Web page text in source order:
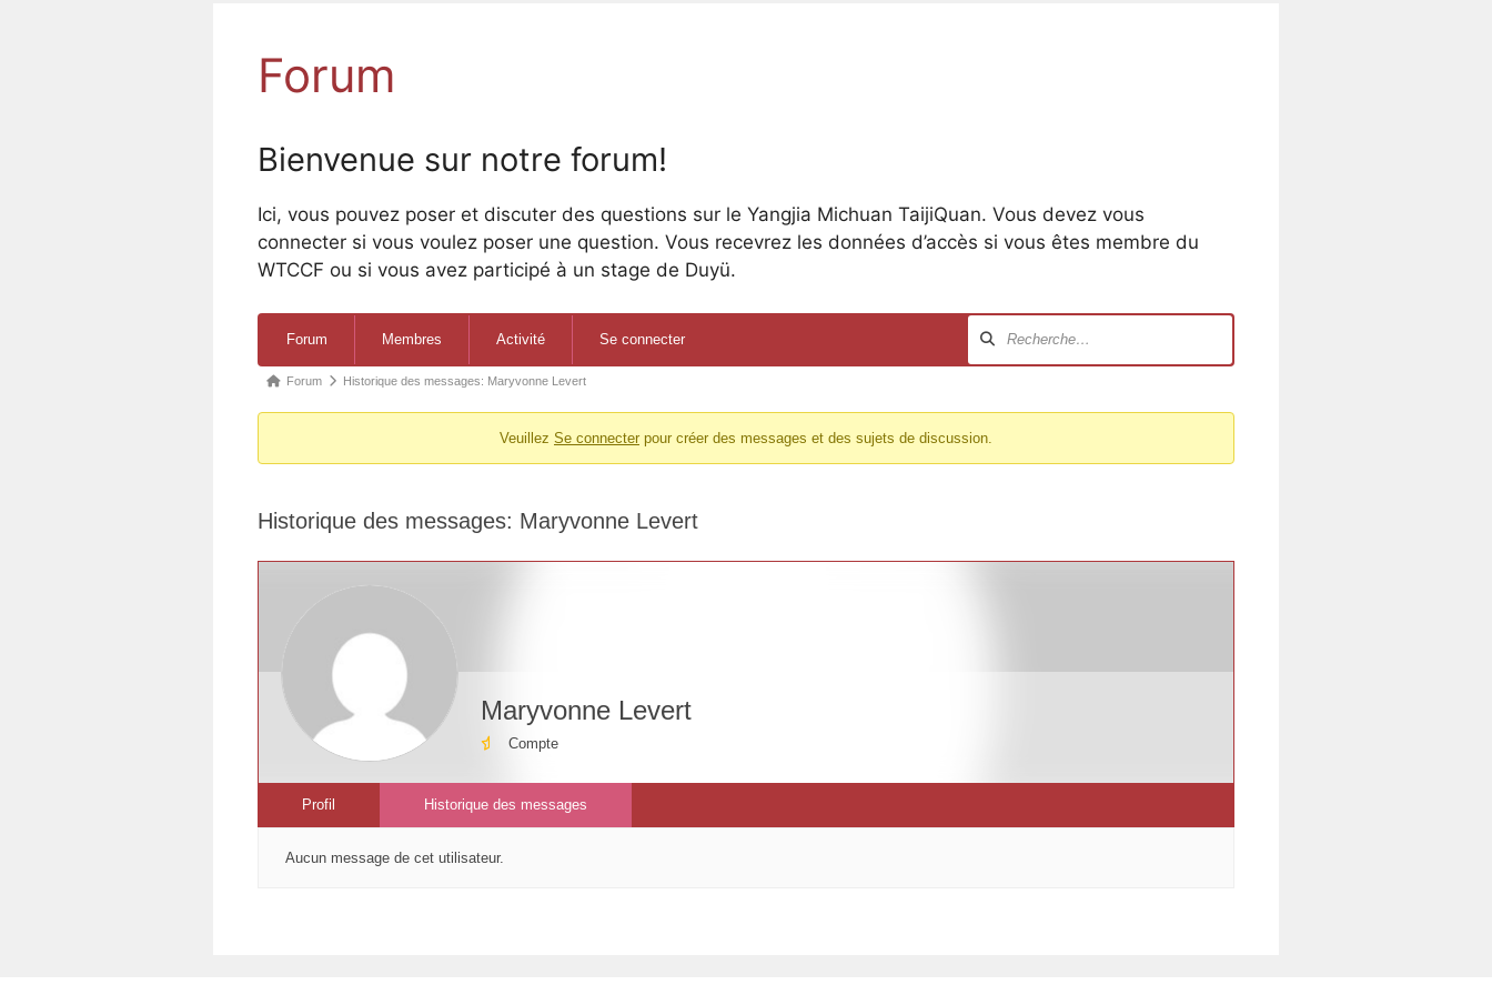
Forum
Bienvenue sur notre forum!
Ici, vous pouvez poser et discuter des questions sur le Yangjia Michuan TaijiQuan. Vous devez vous
connecter si vous voulez poser une question. Vous recevrez les données d’accès si vous êtes membre du
WTCCF ou si vous avez participé à un stage de Duyü.
forum
Forum Membres Activité Se connecter
Fil
forum –
êtes
Forum Historique des messages: Maryvonne Levert
Veuillez Se connecter pour créer des messages et des sujets de discussion.
Historique des messages: Maryvonne Levert
Maryvonne Levert
Compte
Profil Historique des messages
Aucun message de cet utilisateur.